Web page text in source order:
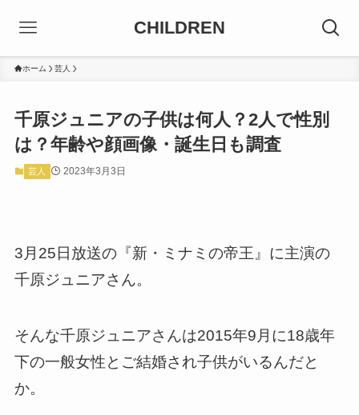
CHILDREN
ホーム 芸人
千原ジュニアの子供は何人？2人で性別
は？年齢や顔画像・誕生日も調査
芸人 2023年3月3日
3月25日放送の『新・ミナミの帝王』に主演の
千原ジュニアさん。
そんな千原ジュニアさんは2015年9月に18歳年
下の一般女性とご結婚され子供がいるんだと
か。